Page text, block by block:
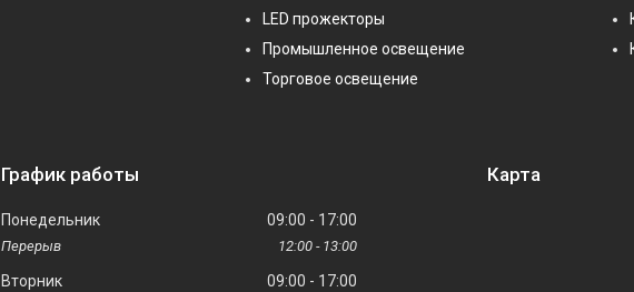
LED прожекторы
Промышленное освещение
Торговое освещение
График работы
Понедельник 09:00 17:00
12:00 13:00
Вторник 09:00 17:00
Карта